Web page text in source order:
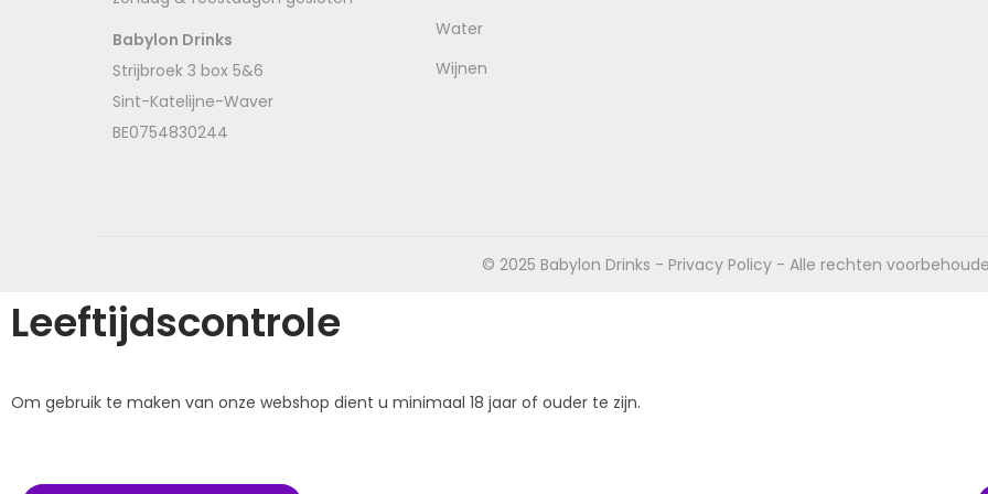
Babylon Drinks
Strijbroek 3 box 5&6
Sint-Katelijne-Waver
BE0754830244
Water
Wijnen
© 2025 Babylon Drinks - Privacy Policy - Alle rechten
Leeftijdscontrole
Om gebruik te maken van onze webshop dient u minimaal 18 jaar of ouder te zijn.